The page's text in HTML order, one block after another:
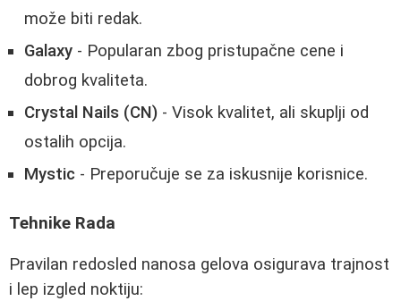
može biti redak.
Galaxy - Popularan zbog pristupačne cene i
dobrog kvaliteta.
Crystal Nails (CN) - Visok kvalitet, ali skuplji od
ostalih opcija.
Mystic - Preporučuje se za iskusnije korisnice.
Tehnike Radа
Pravilan redosled nanosa gelova osigurava trajnost
i lep izgled noktiju: